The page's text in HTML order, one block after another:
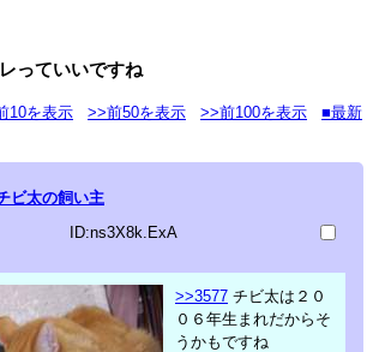
っていいですね
10を表示 >>前50を表示 >>前100を表示
■最新
ビ太の飼い主
ID:ns3X8k.ExA
>>3577 チビ太は２０
０６年生まれだからそ
うかもですね